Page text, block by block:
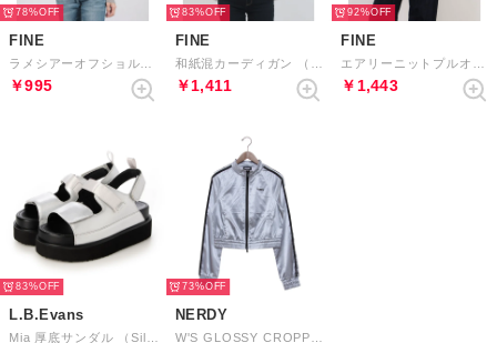
78%
FINE
￥995
83%
FINE
￥1,411
92%
FINE
￥1,443
83%
L.B.Evans
73%
NERDY